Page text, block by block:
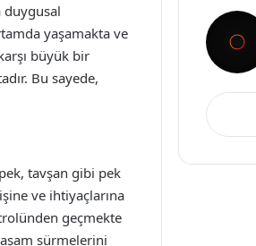
duygusal
yaşamakta ve
büyük bir
Bu sayede,
tavşan gibi pek
ve ihtiyaçlarına
geçmekte
sürmelerini